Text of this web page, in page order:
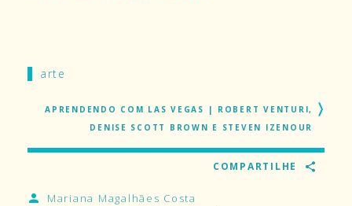
arte
APRENDENDO COM LAS VEGAS | ROBERT VENTURI,
DENISE SCOTT BROWN E STEVEN IZENOUR
Mariana Magalhães Costa
COMPARTILHE